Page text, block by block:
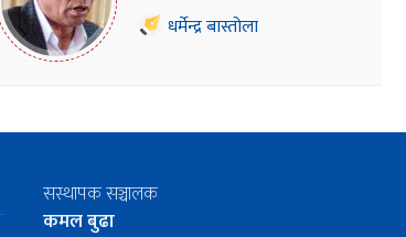
धर्मेन्द्र बास्तोला
सस्थापक सञ्चालक
कमल बुढा